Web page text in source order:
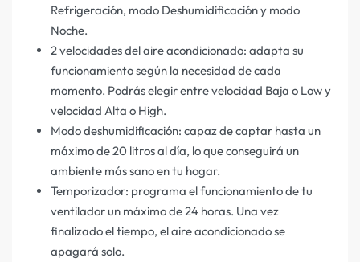
Refrigeración, modo Deshumidificación y modo
Noche.
2 velocidades del aire acondicionado: adapta su
funcionamiento según la necesidad de cada
momento. Podrás elegir entre velocidad Baja o Low y
velocidad Alta o High.
Modo deshumidificación: capaz de captar hasta un
máximo de 20 litros al día, lo que conseguirá un
ambiente más sano en tu hogar.
Temporizador: programa el funcionamiento de tu
ventilador un máximo de 24 horas. Una vez
finalizado el tiempo, el aire acondicionado se
apagará solo.